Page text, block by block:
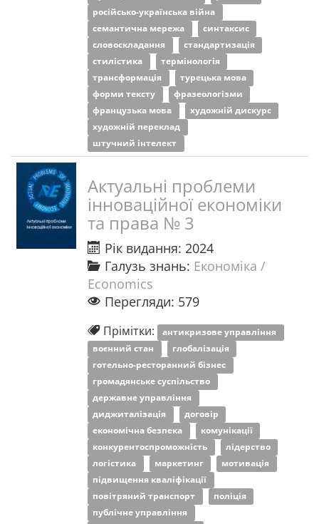
російсько-українська війна
семантична мережа
синтаксис
словоскладання
стандартизація
стилістика
термінологія
трансформація
турецька мова
форми тексту
фразеологізми
французька мова
художній дискурс
художній переклад
штучний інтелект
Актуальні проблеми
інноваційної економіки
та права № 3
Рік видання: 2024
Галузь знань: Економіка /
Economics
Перегляди: 579
Прімітки: антикризове управління
воєнний стан
глобалізація
готельно-ресторанний бізнес
громадянське суспільство
державне управління
диджиталізація
договір
економічна безпека
комунікації
конкурентоспроможність
лідерство
логістика
маркетинг
мотивація
підвищення кваліфікації
повітряний транспорт
поліція
публічне управління